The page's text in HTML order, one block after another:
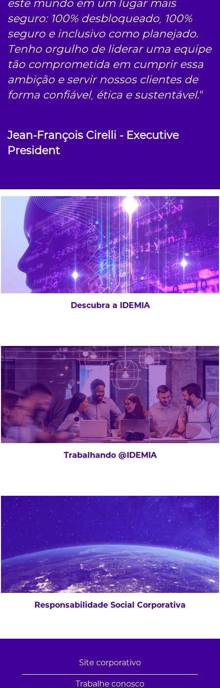
este mundo em um lugar mais
seguro: 100% desbloqueado, 100%
seguro e inclusivo como planejado.
Tenho orgulho de liderar uma equipe
tão comprometida em cumprir essa
ambição e servir nossos clientes de
forma confiável, ética e sustentável."
Jean-François Cirelli - Executive
President
Descubra a IDEMIA
Trabalhando @IDEMIA
Responsabilidade Social Corporativa
Site corporativo
Trabalhe conosco